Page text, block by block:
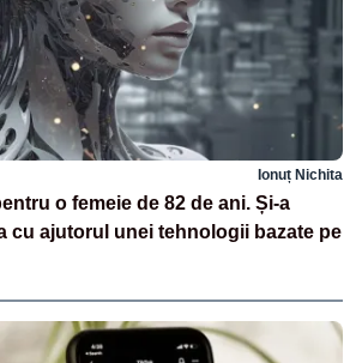
Ionuț Nichita
o femeie de 82 de ani. Și-a
cu ajutorul unei tehnologii bazate pe